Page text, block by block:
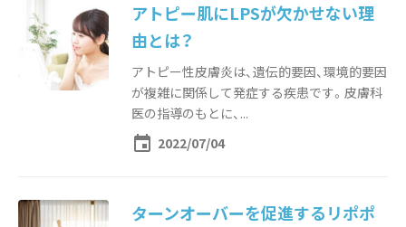
アトピー肌にLPSが欠かせない理
由とは？
アトピー性皮膚炎は、遺伝的要因、環境的要因
が複雑に関係して発症する疾患です。皮膚科
医の指導のもとに、...
event 2022/07/04
ターンオーバーを促進するリポポ